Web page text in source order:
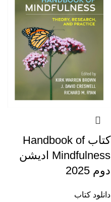
کتاب Handbook of
Mindfulness ادیشن
دوم 2025
دانلود کتاب